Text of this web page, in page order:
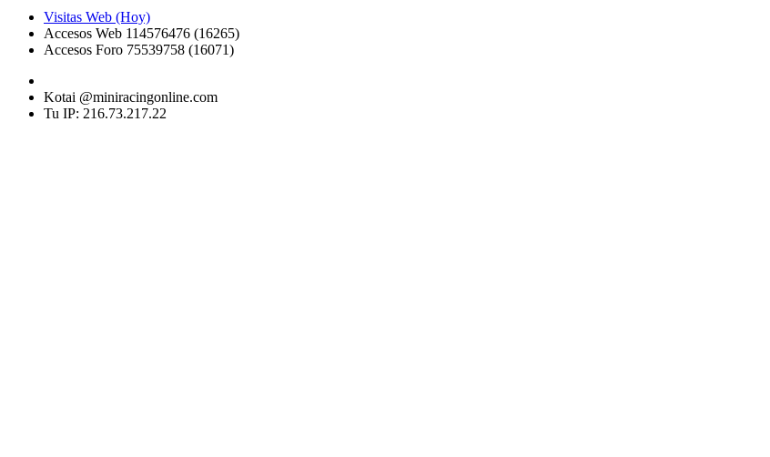
Visitas Web (Hoy)
Accesos Web 114576476 (16265)
Accesos Foro 75539758 (16071)
Kotai @miniracingonline.com
Tu IP: 216.73.217.22